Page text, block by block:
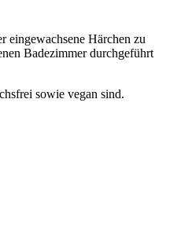
eingewachsene Härchen zu
Badezimmer durchgeführt
sowie vegan sind.